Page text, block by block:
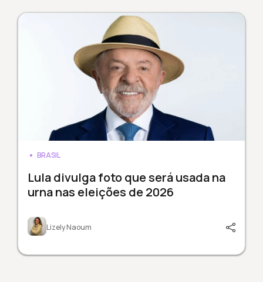
BRASIL
Lula divulga foto que será usada na
urna nas eleições de 2026
Lizely Naoum